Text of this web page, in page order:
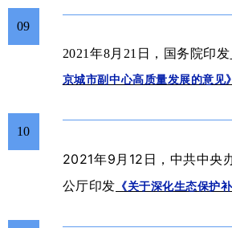
09
2021年8月21日，国务院印发
京城市副中心高质量发展的意见》
10
2021年9月12日 ， 中共中央
公厅印发 《关于深化生态保护